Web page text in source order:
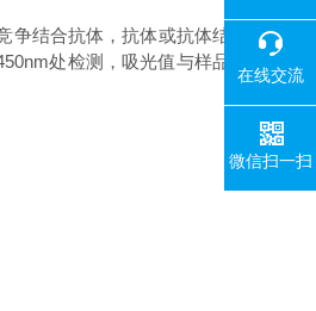
争结合抗体，抗体或抗体结
处检测，吸光值与样品
在线交流
微信扫一扫